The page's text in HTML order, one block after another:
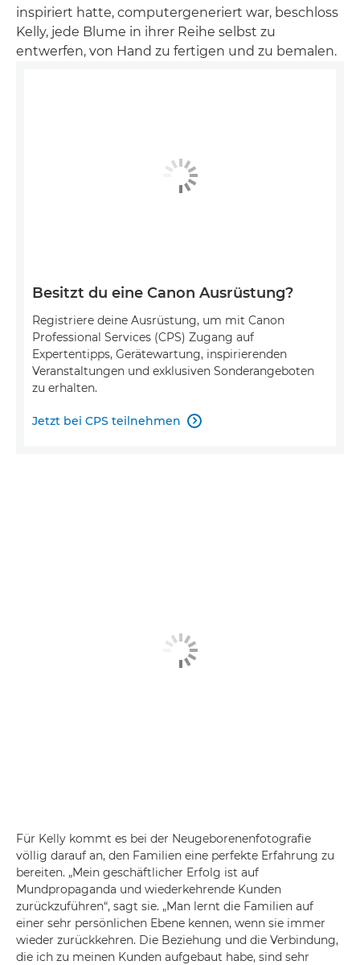
inspiriert hatte, computergeneriert war, beschloss
Kelly, jede Blume in ihrer Reihe selbst zu
entwerfen, von Hand zu fertigen und zu bemalen.
Besitzt du eine Canon Ausrüstung?
Registriere deine Ausrüstung, um mit Canon
Professional Services (CPS) Zugang auf
Expertentipps, Gerätewartung, inspirierenden
Veranstaltungen und exklusiven Sonderangeboten
zu erhalten.
Jetzt bei CPS teilnehmen 
Für Kelly kommt es bei der Neugeborenenfotografie
völlig darauf an, den Familien eine perfekte Erfahrung zu
bereiten. „Mein geschäftlicher Erfolg ist auf
Mundpropaganda und wiederkehrende Kunden
zurückzuführen“, sagt sie. „Man lernt die Familien auf
einer sehr persönlichen Ebene kennen, wenn sie immer
wieder zurückkehren. Die Beziehung und die Verbindung,
die ich zu meinen Kunden aufgebaut habe, sind sehr